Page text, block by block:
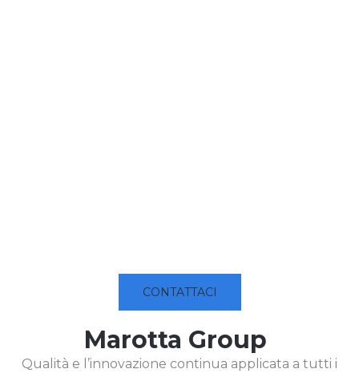
CONTATTACI
Marotta Group
Qualità e l’innovazione continua applicata a tutti i